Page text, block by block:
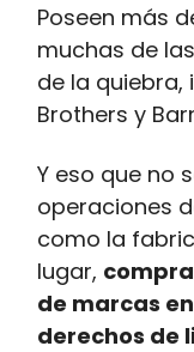
Poseen más
muchas de
de la quiebra,
Brothers y
Y eso que no
operaciones
como la
lugar,
de marcas
derechos de